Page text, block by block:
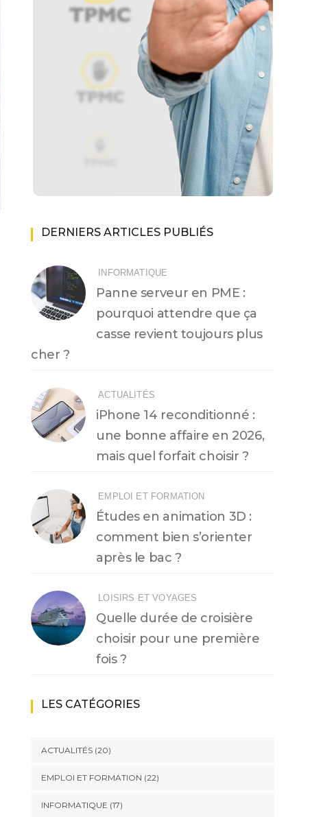
DERNIERS ARTICLES PUBLIÉS
INFORMATIQUE
Panne serveur en PME :
pourquoi attendre que ça
casse revient toujours plus
cher ?
ACTUALITÉS
iPhone 14 reconditionné :
une bonne affaire en 2026,
mais quel forfait choisir ?
EMPLOI ET FORMATION
Études en animation 3D :
comment bien s’orienter
après le bac ?
LOISIRS ET VOYAGES
Quelle durée de croisière
choisir pour une première
fois ?
LES CATÉGORIES
ACTUALITÉS (20)
EMPLOI ET FORMATION (22)
INFORMATIQUE (17)